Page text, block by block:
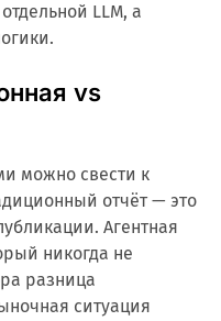
LLM, а
vs
можно свести к
отчёт — это
Агентная
никогда не
разница
ситуация